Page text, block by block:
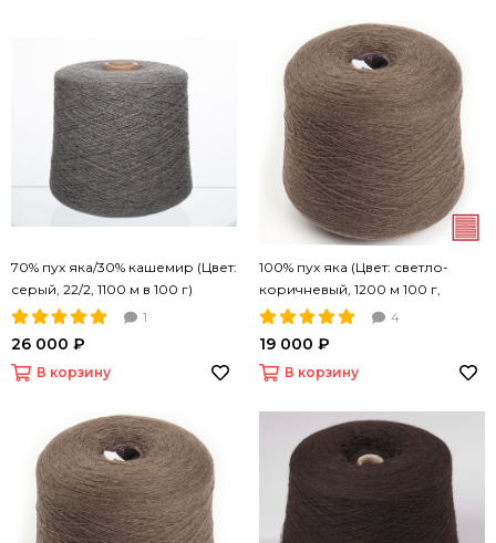
70% пух яка/30% кашемир (Цвет:
серый, 22/2, 1100 м в 100 г)
1
26 000 ₽
В корзину
100% пух яка (Цвет: светло-
коричневый, 1200 м 100 г,
пряжа Nm 12/1)
4
19 000 ₽
В корзину